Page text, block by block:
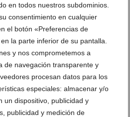
en todos nuestros subdominios.
consentimiento en cualquier
el botón «Preferencias de
la parte inferior de su pantalla.
y nos comprometemos a
de navegación transparente y
procesan datos para los
especiales: almacenar y/o
un dispositivo, publicidad y
publicidad y medición de
dormir bien vale más que